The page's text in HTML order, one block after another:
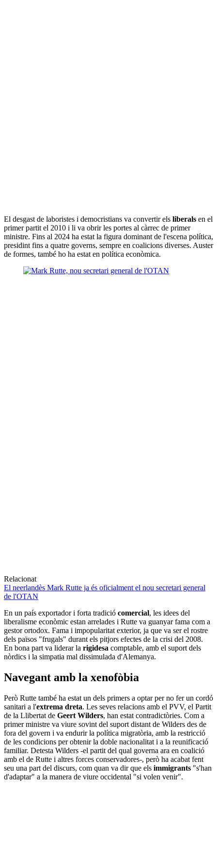
El desgast de laboristes i democristians va convertir els liberals en el
primer partit el 2010 i li va obrir les portes al càrrec de primer
ministre. Fins al 2024 ha estat la figura dominant de l'escena política,
presidint fins a quatre governs, sempre en coalicions diverses. Auster
de formes, també ho ha estat en política econòmica.
Relacionat
El neerlandès Mark Rutte ja és oficialment el nou secretari general
de l'OTAN
En un país exportador i forta tradició comercial, les idees del
liberalisme econòmic estan arrelades i Rutte va guanyar fama com a
gestor ortodox. Fama i impopularitat exterior, ja que va ser el rostre
dels països "frugals" durant els pitjors efectes de la crisi del 2008.
En bona part va liderar la rigidesa comptable, amb el suport dels
nòrdics i la simpatia mal dissimulada d'Alemanya.
Navegant amb la xenofòbia
Però Rutte també ha estat un dels primers a optar per no fer un cordó
sanitari a l'extrema dreta. Les seves relacions amb el PVV, el Partit
de la Llibertat de Geert Wilders, han estat contradictòries. Com a
primer ministre va viure sovint del suport distant de Wilders des de
fora del govern i va endurir la política migratòria, amb la restricció
de les condicions per obtenir la doble nacionalitat i a la reunificació
familiar. Detesta Wilders -el partit del qual governa ara en coalició
amb el de Rutte i altres forces conservadores-, però ha acabat fent
seu una part del discurs, com quan va dir que els immigrants "s'han
d'adaptar" a la manera de viure occidental "si volen venir".